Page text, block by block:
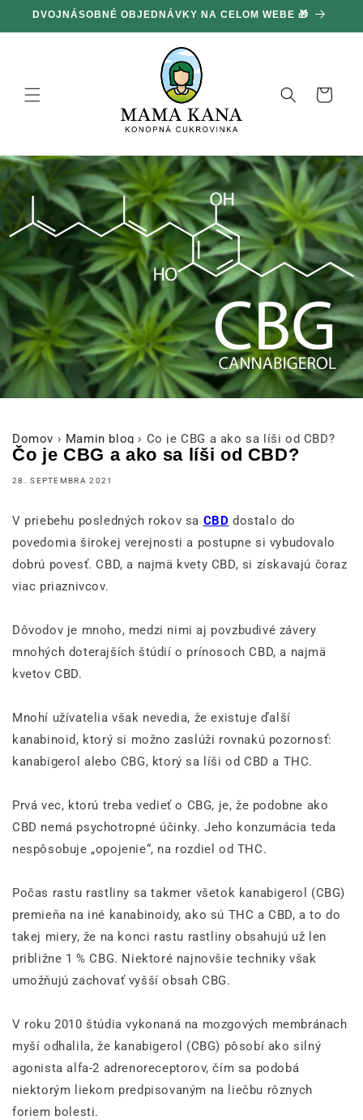
a prejsť
na obsah
DVOJNÁSOBNÉ OBJEDNÁVKY NA CELOM WEBE 🎁
Košík
Domov › Mamin blog › Čo je CBG a ako sa líši od CBD?
Čo je CBG a ako sa líši od CBD?
28. SEPTEMBRA 2021
V priebehu posledných rokov sa CBD dostalo do
povedomia širokej verejnosti a postupne si vybudovalo
dobrú povesť. CBD, a najmä kvety CBD, si získavajú čoraz
viac priaznivcov.
Dôvodov je mnoho, medzi nimi aj povzbudivé závery
mnohých doterajších štúdií o prínosoch CBD, a najmä
kvetov CBD.
Mnohí užívatelia však nevedia, že existuje ďalší
kanabinoid, ktorý si možno zaslúži rovnakú pozornosť:
kanabigerol alebo CBG, ktorý sa líši od CBD a THC.
Prvá vec, ktorú treba vedieť o CBG, je, že podobne ako
CBD nemá psychotropné účinky. Jeho konzumácia teda
nespôsobuje „opojenie“, na rozdiel od THC.
Počas rastu rastliny sa takmer všetok kanabigerol (CBG)
premieňa na iné kanabinoidy, ako sú THC a CBD, a to do
takej miery, že na konci rastu rastliny obsahujú už len
približne 1 % CBG. Niektoré najnovšie techniky však
umožňujú zachovať vyšší obsah CBG.
V roku 2010 štúdia vykonaná na mozgových membránach
myší odhalila, že kanabigerol (CBG) pôsobí ako silný
agonista alfa-2 adrenoreceptorov, čím sa podobá
niektorým liekom predpisovaným na liečbu rôznych
foriem bolesti.